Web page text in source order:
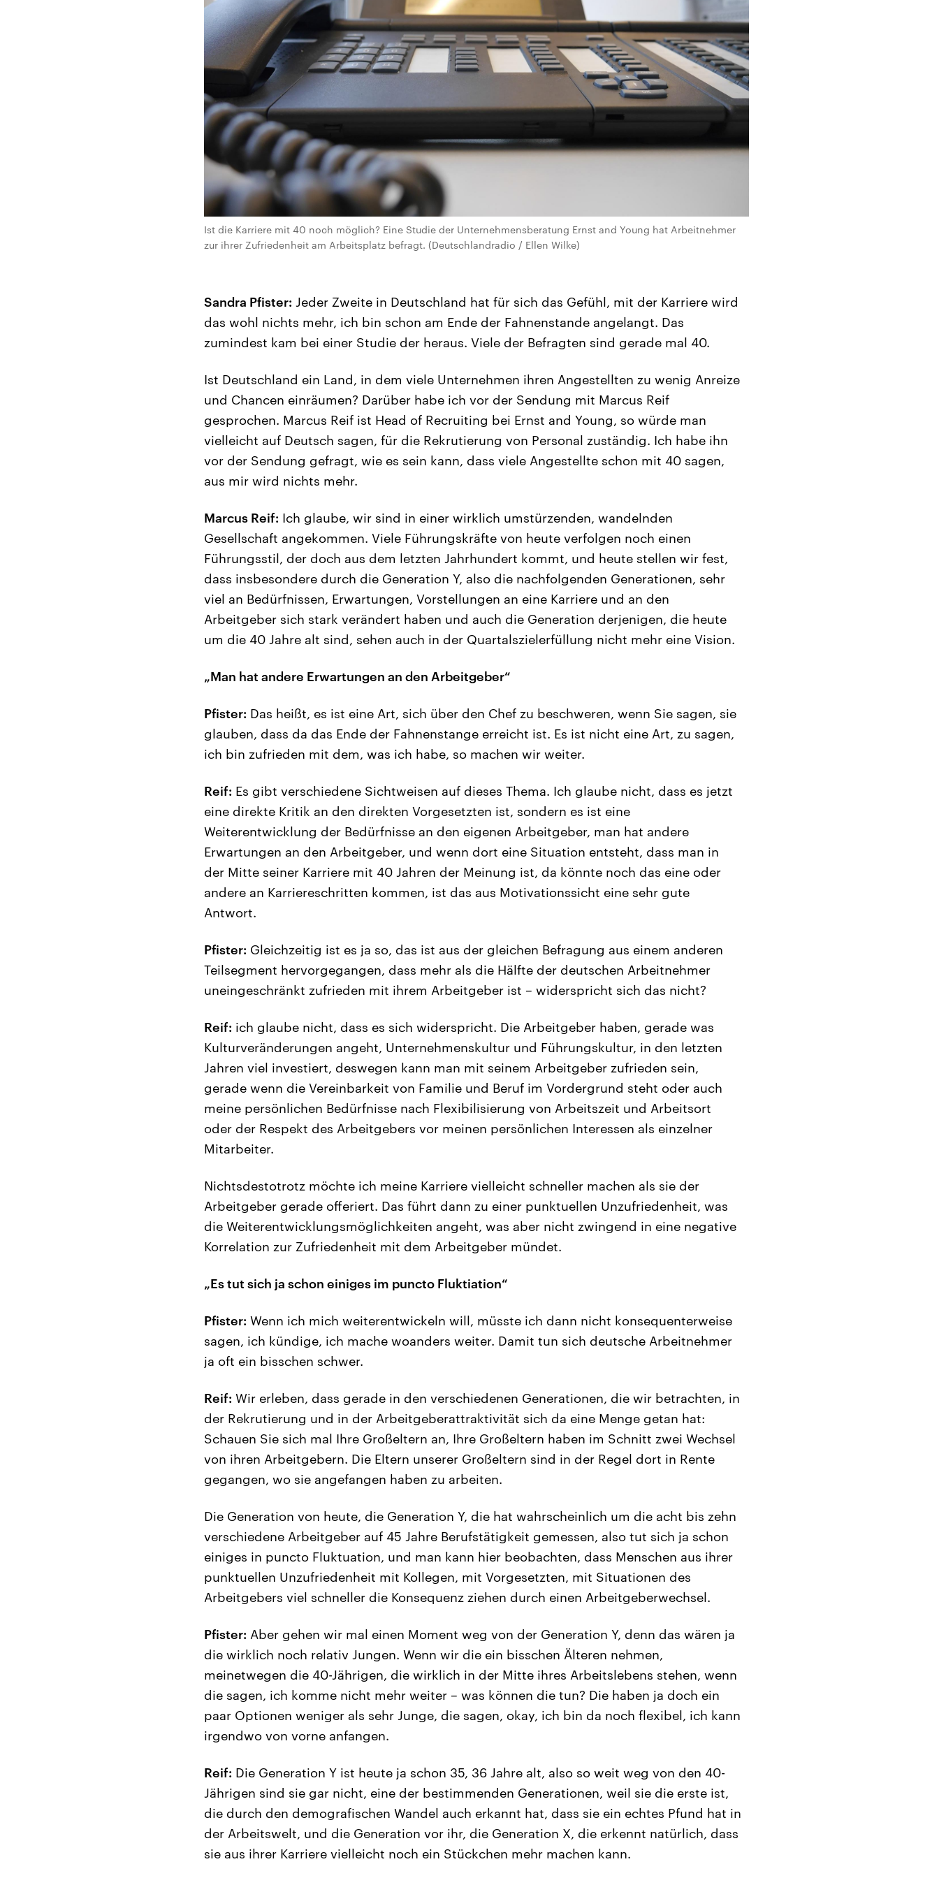
Ist die Karriere mit 40 noch möglich? Eine Studie der Unternehmensberatung Ernst and Young hat Arbeitnehmer
zur ihrer Zufriedenheit am Arbeitsplatz befragt. (Deutschlandradio / Ellen Wilke)
Sandra Pfister: Jeder Zweite in Deutschland hat für sich das Gefühl, mit der Karriere wird
das wohl nichts mehr, ich bin schon am Ende der Fahnenstande angelangt. Das
zumindest kam bei einer Studie der heraus. Viele der Befragten sind gerade mal 40.
Ist Deutschland ein Land, in dem viele Unternehmen ihren Angestellten zu wenig Anreize
und Chancen einräumen? Darüber habe ich vor der Sendung mit Marcus Reif
gesprochen. Marcus Reif ist Head of Recruiting bei Ernst and Young, so würde man
vielleicht auf Deutsch sagen, für die Rekrutierung von Personal zuständig. Ich habe ihn
vor der Sendung gefragt, wie es sein kann, dass viele Angestellte schon mit 40 sagen,
aus mir wird nichts mehr.
Marcus Reif: Ich glaube, wir sind in einer wirklich umstürzenden, wandelnden
Gesellschaft angekommen. Viele Führungskräfte von heute verfolgen noch einen
Führungsstil, der doch aus dem letzten Jahrhundert kommt, und heute stellen wir fest,
dass insbesondere durch die Generation Y, also die nachfolgenden Generationen, sehr
viel an Bedürfnissen, Erwartungen, Vorstellungen an eine Karriere und an den
Arbeitgeber sich stark verändert haben und auch die Generation derjenigen, die heute
um die 40 Jahre alt sind, sehen auch in der Quartalszielerfüllung nicht mehr eine Vision.
„Man hat andere Erwartungen an den Arbeitgeber“
Pfister: Das heißt, es ist eine Art, sich über den Chef zu beschweren, wenn Sie sagen, sie
glauben, dass da das Ende der Fahnenstange erreicht ist. Es ist nicht eine Art, zu sagen,
ich bin zufrieden mit dem, was ich habe, so machen wir weiter.
Reif: Es gibt verschiedene Sichtweisen auf dieses Thema. Ich glaube nicht, dass es jetzt
eine direkte Kritik an den direkten Vorgesetzten ist, sondern es ist eine
Weiterentwicklung der Bedürfnisse an den eigenen Arbeitgeber, man hat andere
Erwartungen an den Arbeitgeber, und wenn dort eine Situation entsteht, dass man in
der Mitte seiner Karriere mit 40 Jahren der Meinung ist, da könnte noch das eine oder
andere an Karriereschritten kommen, ist das aus Motivationssicht eine sehr gute
Antwort.
Pfister: Gleichzeitig ist es ja so, das ist aus der gleichen Befragung aus einem anderen
Teilsegment hervorgegangen, dass mehr als die Hälfte der deutschen Arbeitnehmer
uneingeschränkt zufrieden mit ihrem Arbeitgeber ist – widerspricht sich das nicht?
Reif: ich glaube nicht, dass es sich widerspricht. Die Arbeitgeber haben, gerade was
Kulturveränderungen angeht, Unternehmenskultur und Führungskultur, in den letzten
Jahren viel investiert, deswegen kann man mit seinem Arbeitgeber zufrieden sein,
gerade wenn die Vereinbarkeit von Familie und Beruf im Vordergrund steht oder auch
meine persönlichen Bedürfnisse nach Flexibilisierung von Arbeitszeit und Arbeitsort
oder der Respekt des Arbeitgebers vor meinen persönlichen Interessen als einzelner
Mitarbeiter.
Nichtsdestotrotz möchte ich meine Karriere vielleicht schneller machen als sie der
Arbeitgeber gerade offeriert. Das führt dann zu einer punktuellen Unzufriedenheit, was
die Weiterentwicklungsmöglichkeiten angeht, was aber nicht zwingend in eine negative
Korrelation zur Zufriedenheit mit dem Arbeitgeber mündet.
„Es tut sich ja schon einiges im puncto Fluktiation“
Pfister: Wenn ich mich weiterentwickeln will, müsste ich dann nicht konsequenterweise
sagen, ich kündige, ich mache woanders weiter. Damit tun sich deutsche Arbeitnehmer
ja oft ein bisschen schwer.
Reif: Wir erleben, dass gerade in den verschiedenen Generationen, die wir betrachten, in
der Rekrutierung und in der Arbeitgeberattraktivität sich da eine Menge getan hat:
Schauen Sie sich mal Ihre Großeltern an, Ihre Großeltern haben im Schnitt zwei Wechsel
von ihren Arbeitgebern. Die Eltern unserer Großeltern sind in der Regel dort in Rente
gegangen, wo sie angefangen haben zu arbeiten.
Die Generation von heute, die Generation Y, die hat wahrscheinlich um die acht bis zehn
verschiedene Arbeitgeber auf 45 Jahre Berufstätigkeit gemessen, also tut sich ja schon
einiges in puncto Fluktuation, und man kann hier beobachten, dass Menschen aus ihrer
punktuellen Unzufriedenheit mit Kollegen, mit Vorgesetzten, mit Situationen des
Arbeitgebers viel schneller die Konsequenz ziehen durch einen Arbeitgeberwechsel.
Pfister: Aber gehen wir mal einen Moment weg von der Generation Y, denn das wären ja
die wirklich noch relativ Jungen. Wenn wir die ein bisschen Älteren nehmen,
meinetwegen die 40-Jährigen, die wirklich in der Mitte ihres Arbeitslebens stehen, wenn
die sagen, ich komme nicht mehr weiter – was können die tun? Die haben ja doch ein
paar Optionen weniger als sehr Junge, die sagen, okay, ich bin da noch flexibel, ich kann
irgendwo von vorne anfangen.
Reif: Die Generation Y ist heute ja schon 35, 36 Jahre alt, also so weit weg von den 40-
Jährigen sind sie gar nicht, eine der bestimmenden Generationen, weil sie die erste ist,
die durch den demografischen Wandel auch erkannt hat, dass sie ein echtes Pfund hat in
der Arbeitswelt, und die Generation vor ihr, die Generation X, die erkennt natürlich, dass
sie aus ihrer Karriere vielleicht noch ein Stückchen mehr machen kann.